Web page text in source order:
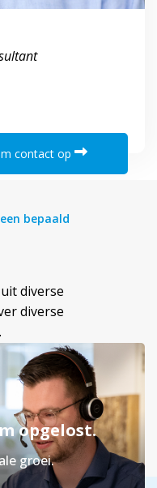
contact op
bepaald
diverse
diverse
opgelost.
groei.